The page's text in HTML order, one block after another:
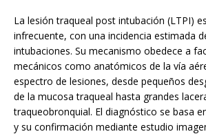
La lesión traqueal post intubación (LTPI)
infrecuente, con una incidencia estimada
intubaciones. Su mecanismo obedece a
mecánicos como anatómicos de la vía
espectro de lesiones, desde pequeños
de la mucosa traqueal hasta grandes
traqueobronquial. El diagnóstico se basa
y su confirmación mediante estudio